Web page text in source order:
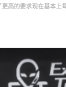
高的要求现在基本上